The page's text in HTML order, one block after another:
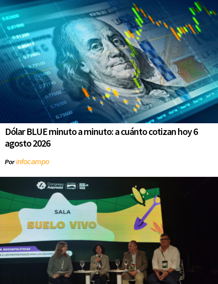
Dólar BLUE minuto a minuto: a cuánto cotizan hoy 6
agosto 2026
Porinfocampo